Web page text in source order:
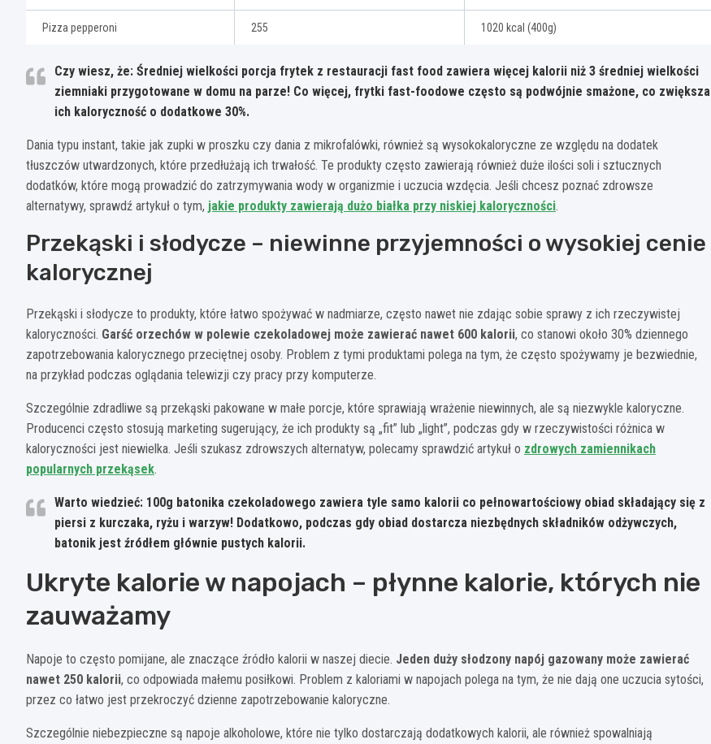
Pizza pepperoni 255 1020 kcal (400g)
Czy wiesz, że: Średniej wielkości porcja frytek z restauracji fast food zawiera więcej kalorii niż 3 średniej wielkości
ziemniaki przygotowane w domu na parze! Co więcej, frytki fast-foodowe często są podwójnie smażone, co zwiększa
ich kaloryczność o dodatkowe 30%.
Dania typu instant, takie jak zupki w proszku czy dania z mikrofalówki, również są wysokokaloryczne ze względu na dodatek
tłuszczów utwardzonych, które przedłużają ich trwałość. Te produkty często zawierają również duże ilości soli i sztucznych
dodatków, które mogą prowadzić do zatrzymywania wody w organizmie i uczucia wzdęcia. Jeśli chcesz poznać zdrowsze
alternatywy, sprawdź artykuł o tym, jakie produkty zawierają dużo białka przy niskiej kaloryczności.
Przekąski i słodycze – niewinne przyjemności o wysokiej cenie
kalorycznej
Przekąski i słodycze to produkty, które łatwo spożywać w nadmiarze, często nawet nie zdając sobie sprawy z ich rzeczywistej
kaloryczności. Garść orzechów w polewie czekoladowej może zawierać nawet 600 kalorii, co stanowi około 30% dziennego
zapotrzebowania kalorycznego przeciętnej osoby. Problem z tymi produktami polega na tym, że często spożywamy je bezwiednie,
na przykład podczas oglądania telewizji czy pracy przy komputerze.
Szczególnie zdradliwe są przekąski pakowane w małe porcje, które sprawiają wrażenie niewinnych, ale są niezwykle kaloryczne.
Producenci często stosują marketing sugerujący, że ich produkty są „fit” lub „light”, podczas gdy w rzeczywistości różnica w
kaloryczności jest niewielka. Jeśli szukasz zdrowszych alternatyw, polecamy sprawdzić artykuł o zdrowych zamiennikach
popularnych przekąsek.
Warto wiedzieć: 100g batonika czekoladowego zawiera tyle samo kalorii co pełnowartościowy obiad składający się z
piersi z kurczaka, ryżu i warzyw! Dodatkowo, podczas gdy obiad dostarcza niezbędnych składników odżywczych,
batonik jest źródłem głównie pustych kalorii.
Ukryte kalorie w napojach – płynne kalorie, których nie
zauważamy
Napoje to często pomijane, ale znaczące źródło kalorii w naszej diecie. Jeden duży słodzony napój gazowany może zawierać
nawet 250 kalorii, co odpowiada małemu posiłkowi. Problem z kaloriami w napojach polega na tym, że nie dają one uczucia sytości,
przez co łatwo jest przekroczyć dzienne zapotrzebowanie kaloryczne.
Szczególnie niebezpieczne są napoje alkoholowe, które nie tylko dostarczają dodatkowych kalorii, ale również spowalniają